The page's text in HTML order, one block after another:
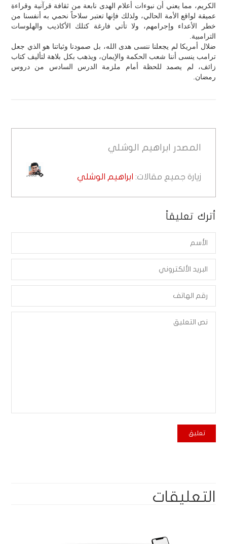
الكريم، مما يعني أن نبوءات أعلام الهدى نابعة من ثقافة قرآنية وقراءة
عميقة لواقع الأمة الحالي، ولذلك فإنها تعتبر سلاحاً نحمي به أنفسنا من
خطر الأعداء وإجرامهم، ولا تأتي فارغة كتلك الأكاذيب والهلوسات
الترامبية.
ضلال أمريكا لم يجعلنا ننسى هدى الله، بل صمودنا وثباتنا هو الذي جعل
ترامب ينسى أننا شعب الحكمة والإيمان، ويذهب بكل بلاهة لتأليف كتاب
زائف، لم يصمد للحظة أمام ملزمة الدرس السادس من دروس
رمضان.
المصدر ابراهيم الوشلي
زيارة جميع مقالات: ابراهيم الوشلي
أترك تعليقاً
التعليقات